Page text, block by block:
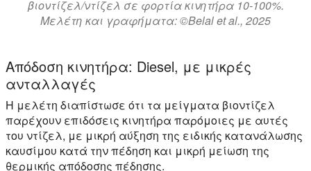
βιοντίζελ/ντίζελ σε φορτία κινητήρα 10-100%.
Μελέτη και γραφήματα: ©Belal et al., 2025
Απόδοση κινητήρα: Diesel, με μικρές
ανταλλαγές
Η μελέτη διαπίστωσε ότι τα μείγματα βιοντίζελ
παρέχουν επιδόσεις κινητήρα παρόμοιες με αυτές
του ντίζελ, με μικρή αύξηση της ειδικής κατανάλωσης
καυσίμου κατά την πέδηση και μικρή μείωση της
θερμικής απόδοσης πέδησης.